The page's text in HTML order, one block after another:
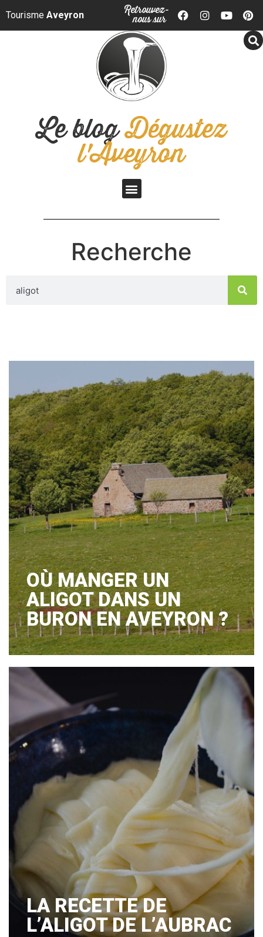
Panneau de gestion des cookies
Tourisme Aveyron Retrouvez-
nous sur
Le blogDégustez
l'Aveyron
Recherche
OÙ MANGER UN
ALIGOT DANS UN
BURON EN AVEYRON ?
LA RECETTE DE
L’ALIGOT DE L’AUBRAC